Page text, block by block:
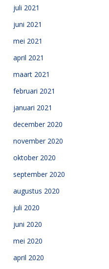
juli 2021
juni 2021
mei 2021
april 2021
maart 2021
februari 2021
januari 2021
december 2020
november 2020
oktober 2020
september 2020
augustus 2020
juli 2020
juni 2020
mei 2020
april 2020